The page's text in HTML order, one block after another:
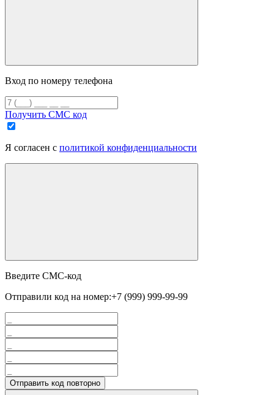
Вход по номеру телефона
Получить СМС код
Я согласен с политикой конфиденциальности
Введите СМС-код
Отправили код на номер:+7 (999) 999-99-99
Отправить код повторно